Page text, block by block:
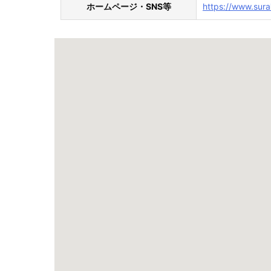
ホームページ・SNS等 https://